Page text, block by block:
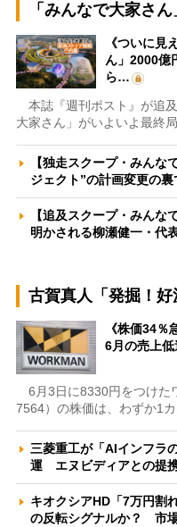
「みんなで大家さ
《ついに見
ん」2000億
ら…
本誌『週刊ポスト』が追
大家さん」がいよいよ最終
【独走スクープ・みんな
ジェクト”の計画変更の
【追及スクープ・みんな
明かされる柳瀬健一・代
古賀真人「発掘！好
《株価34％
6月の売上
6月3日に8330円をつけた
7564）の株価は、わずか1
三菱重工が「AIインフラ
運 エヌビディアとの提
キオクシアHD「7万円割
の反転シグナルか？ 市